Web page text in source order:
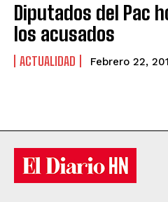
Diputados del Pac
los acusados
ACTUALIDAD Febrero 22,